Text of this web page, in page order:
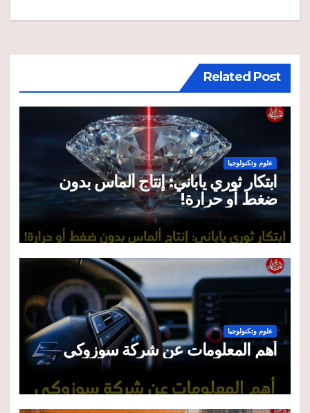
Related Post
علوم وتكنولوجيا
ابتكار ثوري ياباني: إنتاج ألماس بدون
ضغط أو حرارة!
علوم وتكنولوجيا
أهم المعلومات عن شركة سوزوكي